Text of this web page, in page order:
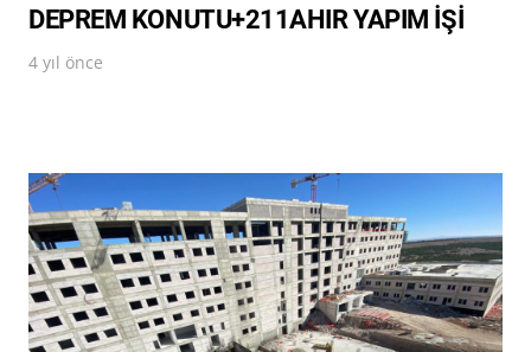
DEPREM KONUTU+211AHIR YAPIM İŞİ
4 yıl önce